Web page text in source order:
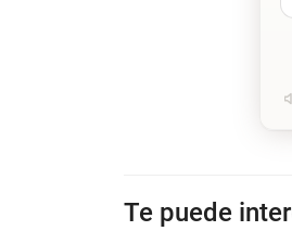
Te puede